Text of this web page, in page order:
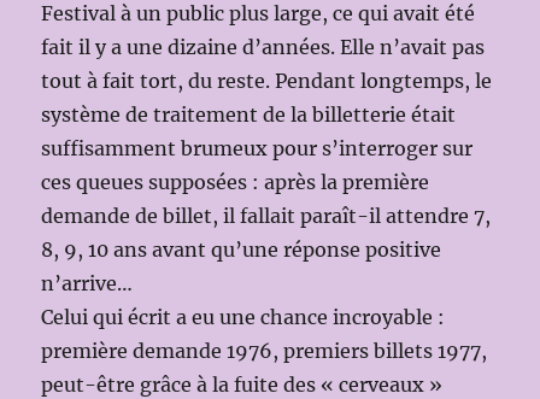
Festival à un public plus large, ce qui avait été
fait il y a une dizaine d’années. Elle n’avait pas
tout à fait tort, du reste. Pendant longtemps, le
système de traitement de la billetterie était
suffisamment brumeux pour s’interroger sur
ces queues supposées : après la première
demande de billet, il fallait paraît-il attendre 7,
8, 9, 10 ans avant qu’une réponse positive
n’arrive…
Celui qui écrit a eu une chance incroyable :
première demande 1976, premiers billets 1977,
peut-être grâce à la fuite des « cerveaux »